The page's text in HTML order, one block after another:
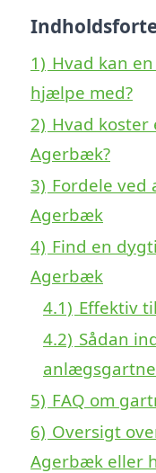
1) Hvad kan
hjælpe med?
2) Hvad
Agerbæk?
3) Fordele
Agerbæk
4) Find en
Agerbæk
4.1) Effektiv
4.2) Sådan
5) FAQ om
6) Oversigt
Agerbæk eller